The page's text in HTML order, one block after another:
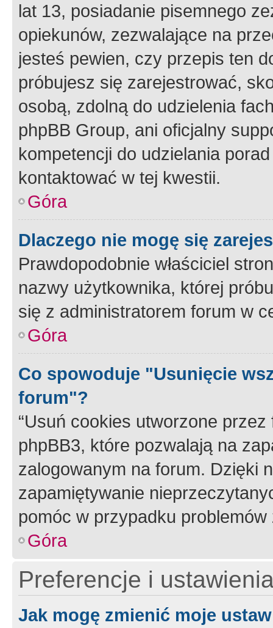
lat 13, posiadanie pisemnego
opiekunów, zezwalające na
jesteś pewien, czy przepis ten
próbujesz się zarejestrować,
osobą, zdolną do udzielenia
phpBB Group, ani oficjalny
kompetencji do udzielania
kontaktować w tej kwestii.
Góra
Dlaczego nie mogę się
Prawdopodobnie właściciel
nazwy użytkownika, której
się z administratorem forum w
Góra
Co spowoduje "Usunięcie
forum"?
“Usuń cookies utworzone
phpBB3, które pozwalają na
zalogowanym na forum. Dzięki
zapamiętywanie
pomóc w przypadku
Góra
Preferencje i
Jak mogę zmienić moje